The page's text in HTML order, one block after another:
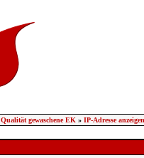
Qualität gewaschene EK » IP-Adresse anzeigen